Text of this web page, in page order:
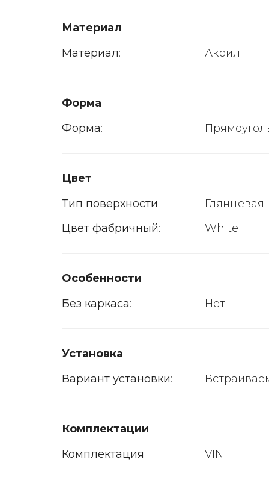
Материал
Материал: Акрил
Форма
Форма:
Цвет
Тип поверхности:
Глянцевая
Цвет фабричный: White
Особенности
Без каркаса: Нет
Установка
Вариант установки:
Комплектации
Комплектация: VIN